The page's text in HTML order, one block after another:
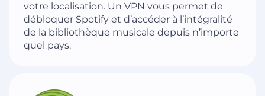
votre localisation. Un VPN vous permet de
débloquer Spotify et d’accéder à l’intégralité
de la bibliothèque musicale depuis n’importe
quel pays.